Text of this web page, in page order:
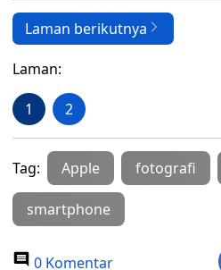
Laman berikutnya
Laman:
1 2
Tag: Apple fotografi
smartphone
0 Komentar